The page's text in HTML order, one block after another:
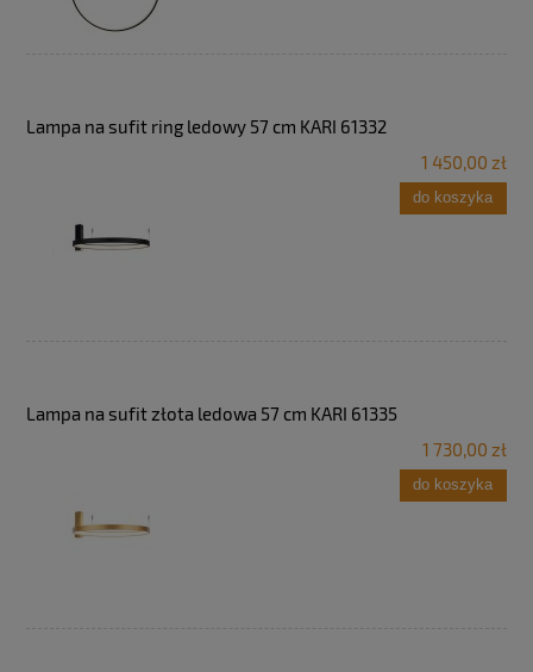
Lampa na sufit ring ledowy 57 cm KARI 61332
1 450,00 zł
do koszyka
Lampa na sufit złota ledowa 57 cm KARI 61335
1 730,00 zł
do koszyka